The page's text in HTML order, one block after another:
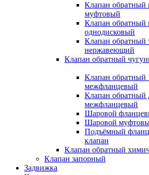
Клапан
муфтовый
Клапан
однодисковый
Клапан обратный
нержавеющий
Клапан обратный
Клапан обратный
межфланцевый
Клапан обратный
межфланцевый
Шаровой
Шаровой
Подъёмный
клапан
Клапан обратный
Клапан запорный
Задвижка